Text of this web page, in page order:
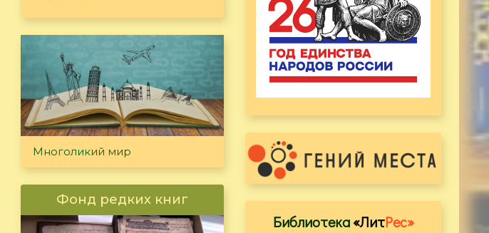
Многоликий мир
Фонд редких книг
Библиотека«ЛитРес»